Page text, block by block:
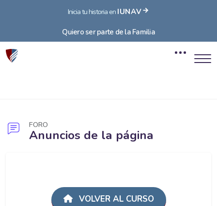
Inicia tu historia en IUNAV
Quiero ser parte de la Familia
FORO
Anuncios de la página
VOLVER AL CURSO